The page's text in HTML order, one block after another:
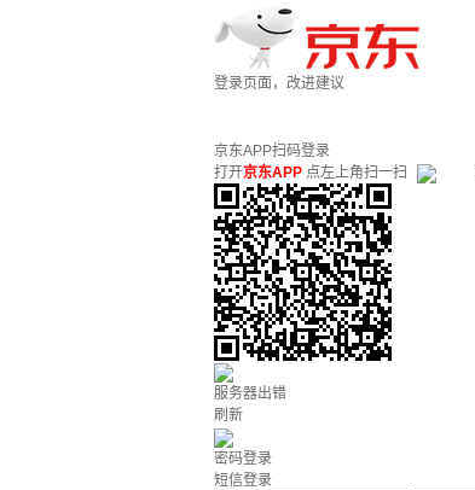
登录页面，改进建议
京东APP扫码登录
打开京东APP 点左上角扫一扫
服务器出错
刷新
密码登录
短信登录